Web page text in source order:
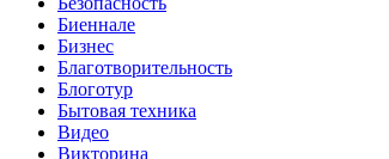
Биеннале
Бизнес
Благотворительность
Блоготур
Бытовая техника
Видео
Викторина